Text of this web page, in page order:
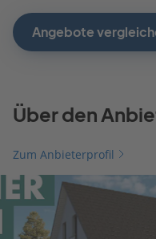
Angebote
Über den
Zum Anbieterprofil